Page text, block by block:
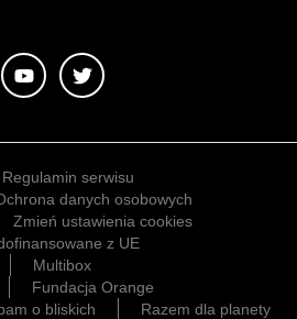
Regulamin serwisu
danych osobowych
Zmień ustawienia cookies
z UE
Multibox
Fundacja Orange
o bliskich Razem dla planety